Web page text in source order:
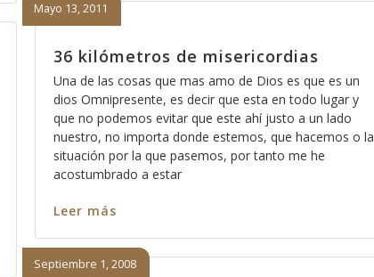
36 kilómetros de misericordias
Mayo 13, 2011
Una de las cosas que mas amo de Dios es que es un
dios Omnipresente, es decir que esta en todo lugar y
que no podemos evitar que este ahí justo a un lado
nuestro, no importa donde estemos, que hacemos o la
situación por la que pasemos, por tanto me he
acostumbrado a estar
Leer más
Septiembre 1, 2008